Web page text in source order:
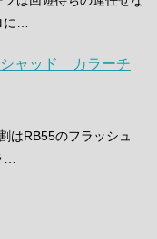
…
シャッド カラーチ
はRB55のフラッシュ